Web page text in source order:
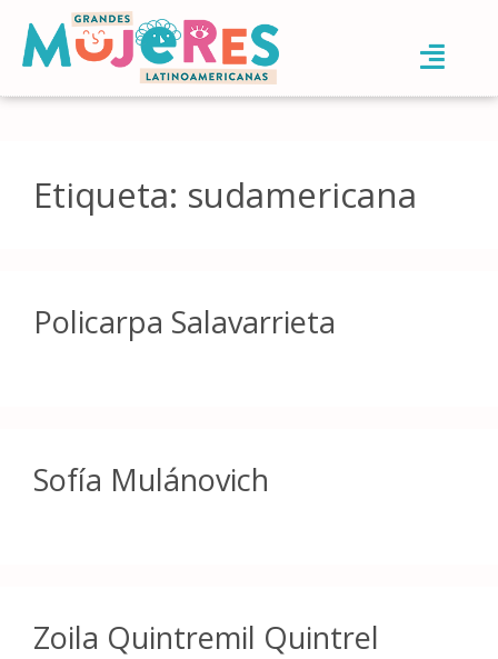
Etiqueta: sudamericana
Policarpa Salavarrieta
Sofía Mulánovich
Zoila Quintremil Quintrel